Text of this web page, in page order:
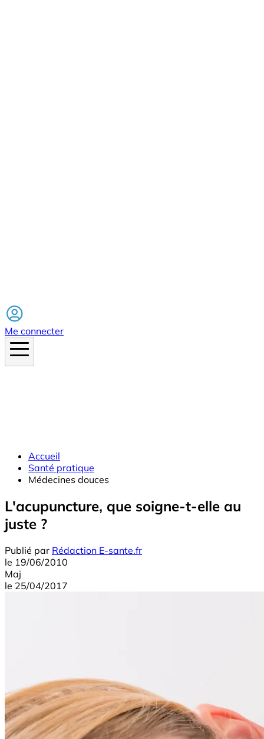
Me connecter
Accueil
Santé pratique
Médecines douces
L'acupuncture, que soigne-t-elle au
juste ?
Publié par Rédaction E-sante.fr
le 19/06/2010
Maj
le 25/04/2017